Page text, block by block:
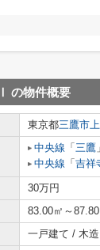
の物件概要
東京都三鷹市
中央線 「 三鷹
中央線 「 吉祥
30万円
83.00㎡～87.80
一戸建て / 木造